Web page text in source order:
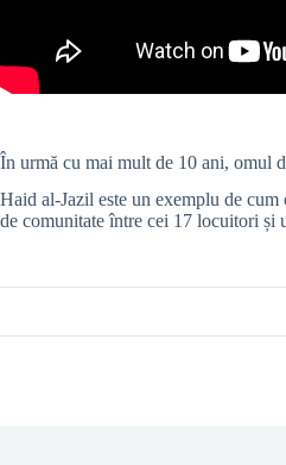
În urmă cu mai mult de 10 ani, omul
Haid al-Jazil este un exemplu de
de comunitate între cei 17 locuitori și